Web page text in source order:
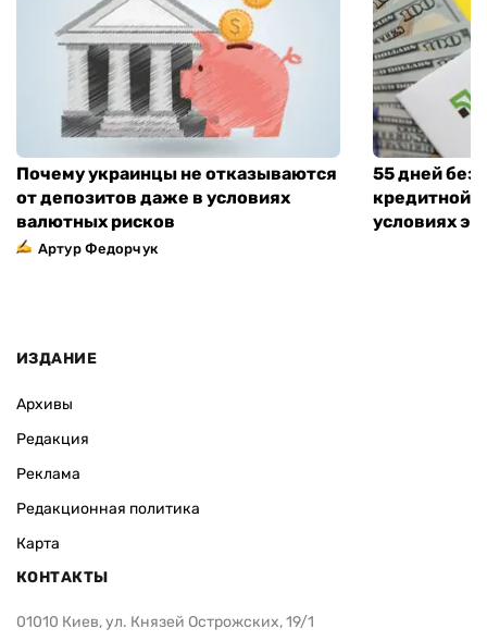
Почему украинцы не отказываются
от депозитов даже в условиях
валютных рисков
Артур Федорчук
55 дней без
кредитной
условиях
ИЗДАНИЕ
Архивы
Редакция
Реклама
Редакционная политика
Карта
КОНТАКТЫ
01010 Киев, ул. Князей Острожских, 19/1